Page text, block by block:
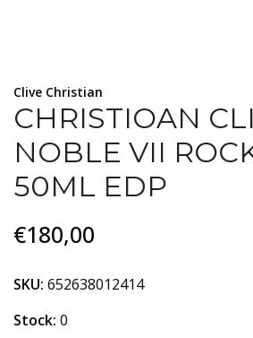
Clive Christian
CHRISTIOAN
NOBLE VII
50ML EDP
€180,00
SKU: 652638012414
Stock: 0